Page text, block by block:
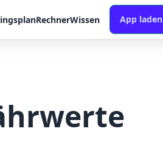
RechnerWissen App laden